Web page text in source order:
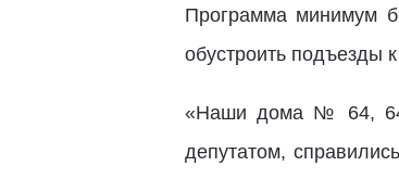
Программа минимум
обустроить подъезды
«Наши дома № 64,
депутатом,